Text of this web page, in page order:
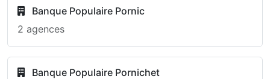
Banque Populaire Pornic
2 agences
Banque Populaire Pornichet